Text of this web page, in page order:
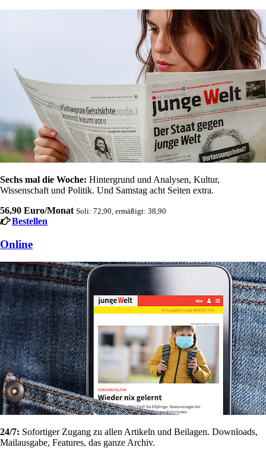
Sechs mal die Woche: Hintergrund und Analysen, Kultur,
Wissenschaft und Politik. Und Samstag acht Seiten extra.
56,90 Euro/Monat Soli: 72,90, ermäßigt: 38,90
Bestellen
Online
24/7: Sofortiger Zugang zu allen Artikeln und Beilagen. Downloads,
Mailausgabe, Features, das ganze Archiv.